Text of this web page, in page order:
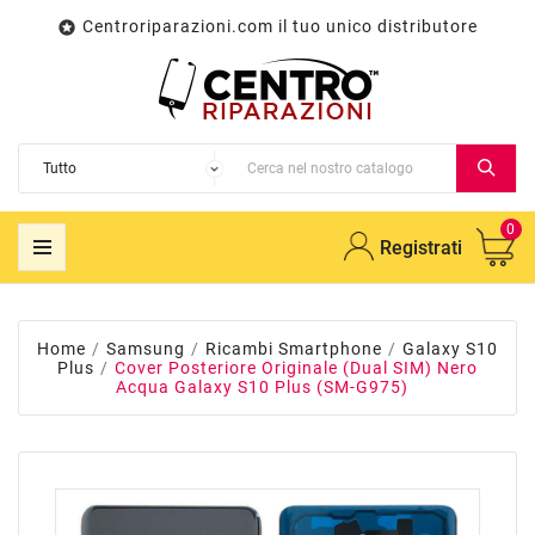
 Centroriparazioni.com il tuo unico distributore
Registrati
0
Home Samsung Ricambi Smartphone
Galaxy S10
Plus
Cover Posteriore Originale (Dual SIM) Nero
Acqua Galaxy S10 Plus (SM-G975)